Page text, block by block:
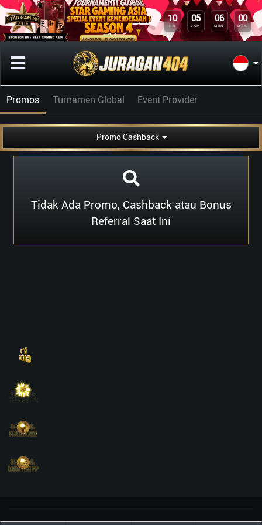
10
HR
05
JAM
06
MEN
00
DTK
Promos Turnamen Global Event Provider
Promo Cashback
Tidak Ada Promo, Cashback atau Bonus
Referral Saat Ini